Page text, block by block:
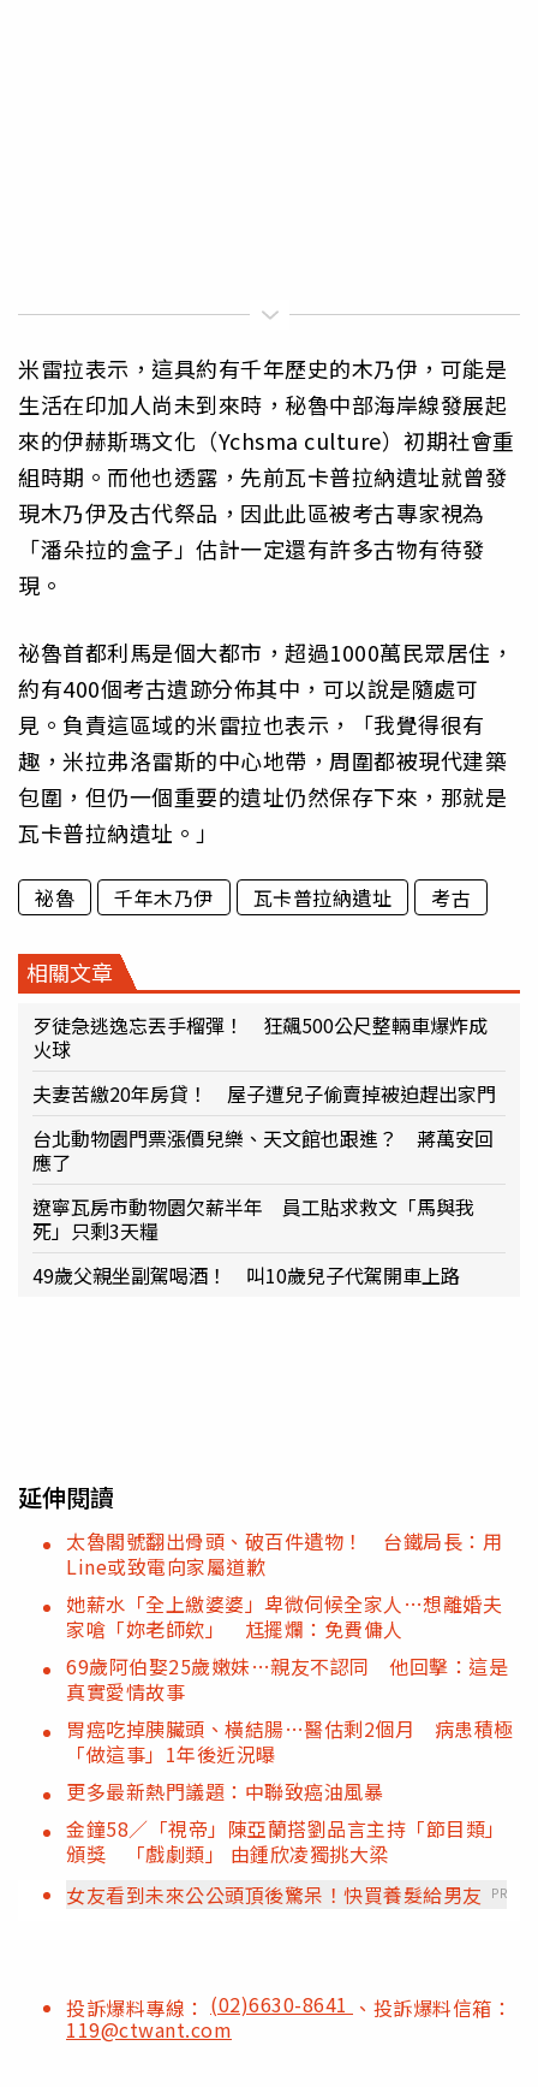
米雷拉表示，這具約有千年歷史的木乃伊，可能是
生活在印加人尚未到來時，秘魯中部海岸線發展起
來的伊赫斯瑪文化（Ychsma culture）初期社會重
組時期。而他也透露，先前瓦卡普拉納遺址就曾發
現木乃伊及古代祭品，因此此區被考古專家視為
「潘朵拉的盒子」估計一定還有許多古物有待發
現。
祕魯首都利馬是個大都市，超過1000萬民眾居住，
約有400個考古遺跡分佈其中，可以說是隨處可
見。負責這區域的米雷拉也表示，「我覺得很有
趣，米拉弗洛雷斯的中心地帶，周圍都被現代建築
包圍，但仍一個重要的遺址仍然保存下來，那就是
瓦卡普拉納遺址。」
祕魯 千年木乃伊 瓦卡普拉納遺址 考古
相關文章
歹徒急逃逸忘丟手榴彈！ 狂飆500公尺整輛車爆炸成
火球
夫妻苦繳20年房貸！ 屋子遭兒子偷賣掉被迫趕出家門
台北動物園門票漲價兒樂、天文館也跟進？ 蔣萬安回
應了
遼寧瓦房市動物園欠薪半年 員工貼求救文「馬與我
死」只剩3天糧
49歲父親坐副駕喝酒！ 叫10歲兒子代駕開車上路
延伸閱讀
太魯閣號翻出骨頭、破百件遺物！ 台鐵局長：用
Line或致電向家屬道歉
她薪水「全上繳婆婆」卑微伺候全家人…想離婚夫
家嗆「妳老師欸」 尪擺爛：免費傭人
69歲阿伯娶25歲嫩妹…親友不認同 他回擊：這是
真實愛情故事
胃癌吃掉胰臟頭、橫結腸…醫估剩2個月 病患積極
「做這事」1年後近況曝
更多最新熱門議題：中聯致癌油風暴
金鐘58／「視帝」陳亞蘭搭劉品言主持「節目類」
頒獎 「戲劇類」 由鍾欣凌獨挑大梁
女友看到未來公公頭頂後驚呆！快買養髮給男友
PR
投訴爆料專線： (02)6630-8641 、投訴爆料信箱：
119@ctwant.com